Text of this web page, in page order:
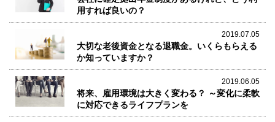
用すれば良いの？
2019.07.05
大切な老後資金となる退職金。いくらもらえる
か知っていますか？
2019.06.05
将来、雇用環境は大きく変わる？ ～変化に柔軟
に対応できるライフプランを